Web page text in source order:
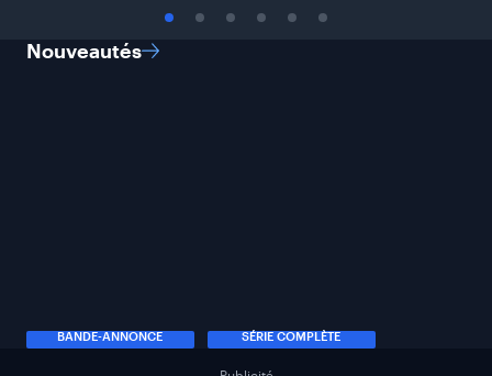
Nouveautés
BANDE-ANNONCE SÉRIE COMPLÈTE